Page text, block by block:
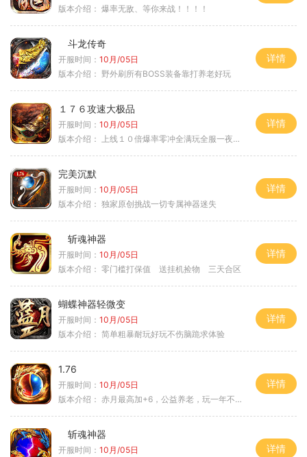
版本介绍： 爆率无敌、等你来战！！！！
斗龙传奇
开服时间： 10月/05日
版本介绍： 野外刷所有BOSS装备靠打养老好玩
详情
１７６攻速大极品
开服时间： 10月/05日
版本介绍：
上线１０倍爆率零冲全满玩全服一夜终极
详情
完美沉默
开服时间： 10月/05日
版本介绍： 独家原创挑战一切专属神器迷失
详情
斩魂神器
开服时间： 10月/05日
版本介绍： 零门槛打保值 送挂机捡物 三天合区
详情
蝴蝶神器轻微变
开服时间： 10月/05日
版本介绍： 简单粗暴耐玩好玩不伤脑跪求体验
详情
1.76
开服时间： 10月/05日
版本介绍： 赤月最高加+6，公益养老，玩一年不腻，屠龙
详情
斩魂神器
开服时间： 10月/05日
详情